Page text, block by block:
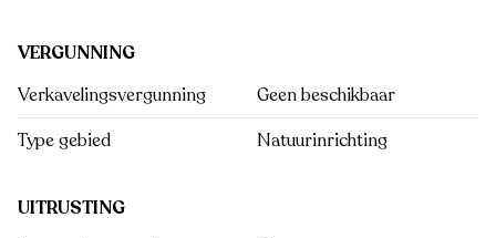
VERGUNNING
Verkavelingsvergunning
Geen beschikbaar
Type gebied
Natuurinrichting
UITRUSTING